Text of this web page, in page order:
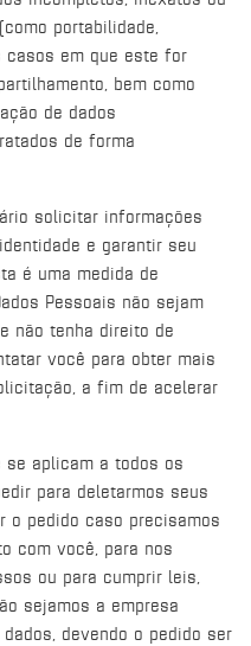
portabilidade,
casos em que este for
bem como
de dados
de forma
solicitar informações
e garantir seu
é uma medida de
Pessoais não sejam
não tenha direito de
você para obter mais
a fim de acelerar
se aplicam a todos os
para deletarmos seus
o pedido caso precisamos
com você, para nos
ou para cumprir leis,
sejamos a empresa
devendo o pedido ser